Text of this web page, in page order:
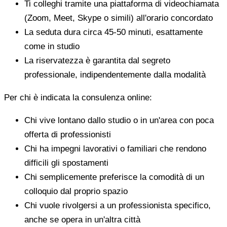
Ti colleghi tramite una piattaforma di videochiamata
(Zoom, Meet, Skype o simili) all'orario concordato
La seduta dura circa 45-50 minuti, esattamente
come in studio
La riservatezza è garantita dal segreto
professionale, indipendentemente dalla modalità
Per chi è indicata la consulenza online:
Chi vive lontano dallo studio o in un'area con poca
offerta di professionisti
Chi ha impegni lavorativi o familiari che rendono
difficili gli spostamenti
Chi semplicemente preferisce la comodità di un
colloquio dal proprio spazio
Chi vuole rivolgersi a un professionista specifico,
anche se opera in un'altra città